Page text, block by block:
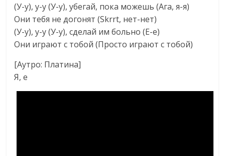
(У-у), у-у (У-у), убегай, пока можешь (Ага, я-я)
Они тебя не догонят (Skrrt, нет-нет)
(У-у), у-у (У-у), сделай им больно (Е-е)
Они играют с тобой (Просто играют с тобой)
[Аутро: Платина]
Я, е